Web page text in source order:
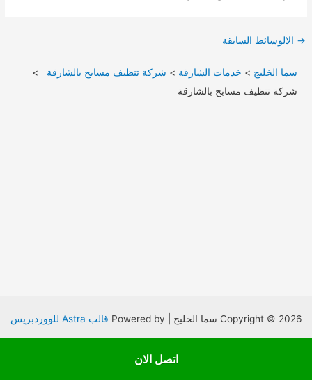
Post
→ الالوسائط السابقة
سما الخليج > خدمات الشارقة > شركة تنظيف مسابح بالشارقة
>
شركة تنظيف مسابح بالشارقة
Copyright © 2026 سما الخليج | Powered by قالب Astra للووردبريس
اتصل الان